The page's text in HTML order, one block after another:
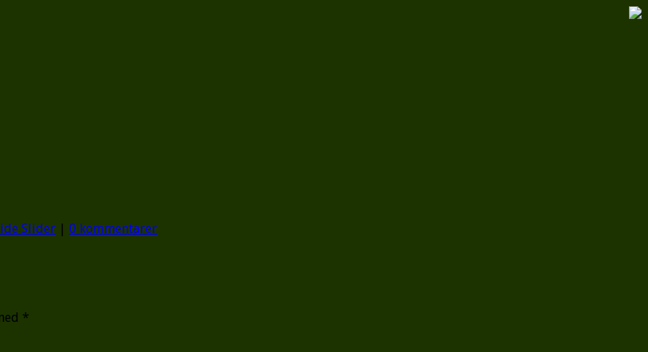
Slider | 0 kommentarer
*